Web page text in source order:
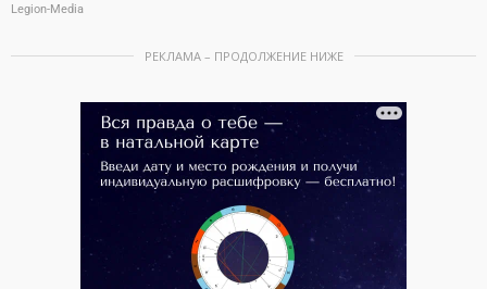
Legion-Media
РЕКЛАМА – ПРОДОЛЖЕНИЕ НИЖЕ